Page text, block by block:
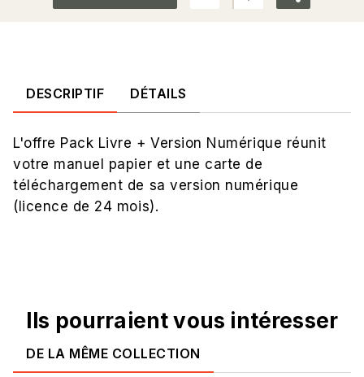
DESCRIPTIF DÉTAILS
L'offre Pack Livre + Version Numérique réunit
votre manuel papier et une carte de
téléchargement de sa version numérique
(licence de 24 mois).
Ils pourraient vous intéresser
DE LA MÊME COLLECTION